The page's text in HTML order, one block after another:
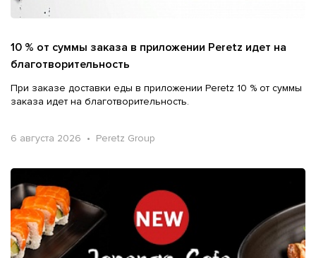
10 % от суммы заказа в приложении Peretz идет на
благотворительность
При заказе доставки еды в приложении Peretz 10 % от суммы
заказа идет на благотворительность.
6 августа 2026 • Peretz Group